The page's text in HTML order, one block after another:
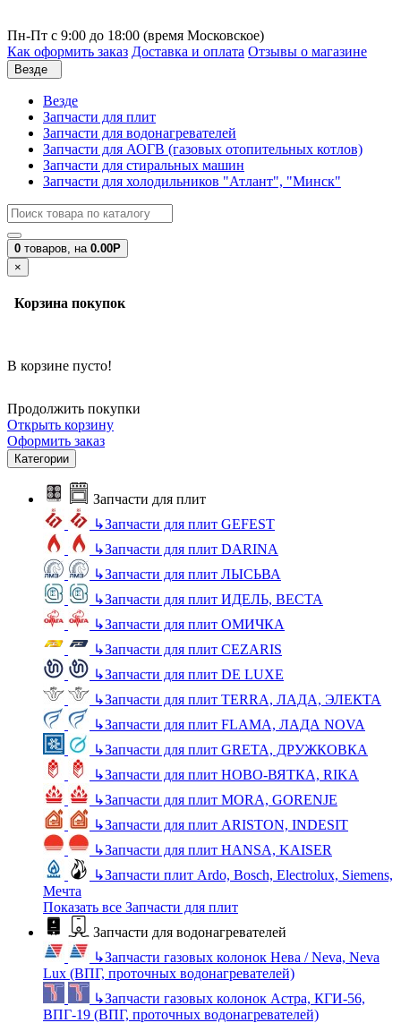
Пн-Пт с 9:00 до 18:00 (время Московское)
Как оформить заказ Доставка и оплата Отзывы о магазине
Везде
Везде
Запчасти для плит
Запчасти для водонагревателей
Запчасти для АОГВ (газовых отопительных котлов)
Запчасти для стиральных машин
Запчасти для холодильников "Атлант", "Минск"
0 товаров, на 0.00Р
×
Корзина покупок
В корзине пусто!
Продолжить покупки
Открыть корзину
Оформить заказ
Категории
Запчасти для плит
↳Запчасти для плит GEFEST
↳Запчасти для плит DARINA
↳Запчасти для плит ЛЫСЬВА
↳Запчасти для плит ИДЕЛЬ, ВЕСТА
↳Запчасти для плит ОМИЧКА
↳Запчасти для плит CEZARIS
↳Запчасти для плит DE LUXE
↳Запчасти для плит TERRA, ЛАДА, ЭЛЕКТА
↳Запчасти для плит FLAMA, ЛАДА NOVA
↳Запчасти для плит GRETA, ДРУЖКОВКА
↳Запчасти для плит НОВО-ВЯТКА, RIKA
↳Запчасти для плит MORA, GORENJE
↳Запчасти для плит ARISTON, INDESIT
↳Запчасти для плит HANSA, KAISER
↳Запчасти плит Ardo, Bosch, Electrolux, Siemens,
Мечта
Показать все Запчасти для плит
Запчасти для водонагревателей
↳Запчасти газовых колонок Нева / Neva, Neva
Lux (ВПГ, проточных водонагревателей)
↳Запчасти газовых колонок Астра, КГИ-56,
ВПГ-19 (ВПГ, проточных водонагревателей)